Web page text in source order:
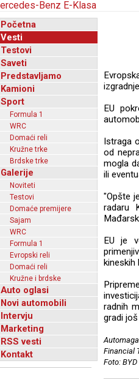
Početna
Vesti
Testovi
Saveti
Predstavljamo
Kamioni
Sport
Formula 1
WRC
Domaći reli
Kružne trke
Brdske trke
Galerije
Noviteti
Testovi
Domaće premijere
Sajam
WRC
Formula 1
Evropski reli
Domaći reli
Kružne i brdske
Auto oglasi
Novi automobili
Intervju
Marketing
RSS vesti
Kontakt
EU
Istraga
od
mogla
ili
"Opšte
radaru
EU je
kineskih
radnih
gradi
Financial
Foto: BYD